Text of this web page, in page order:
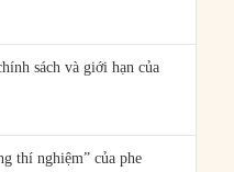
sách và giới hạn của
thí nghiệm” của phe